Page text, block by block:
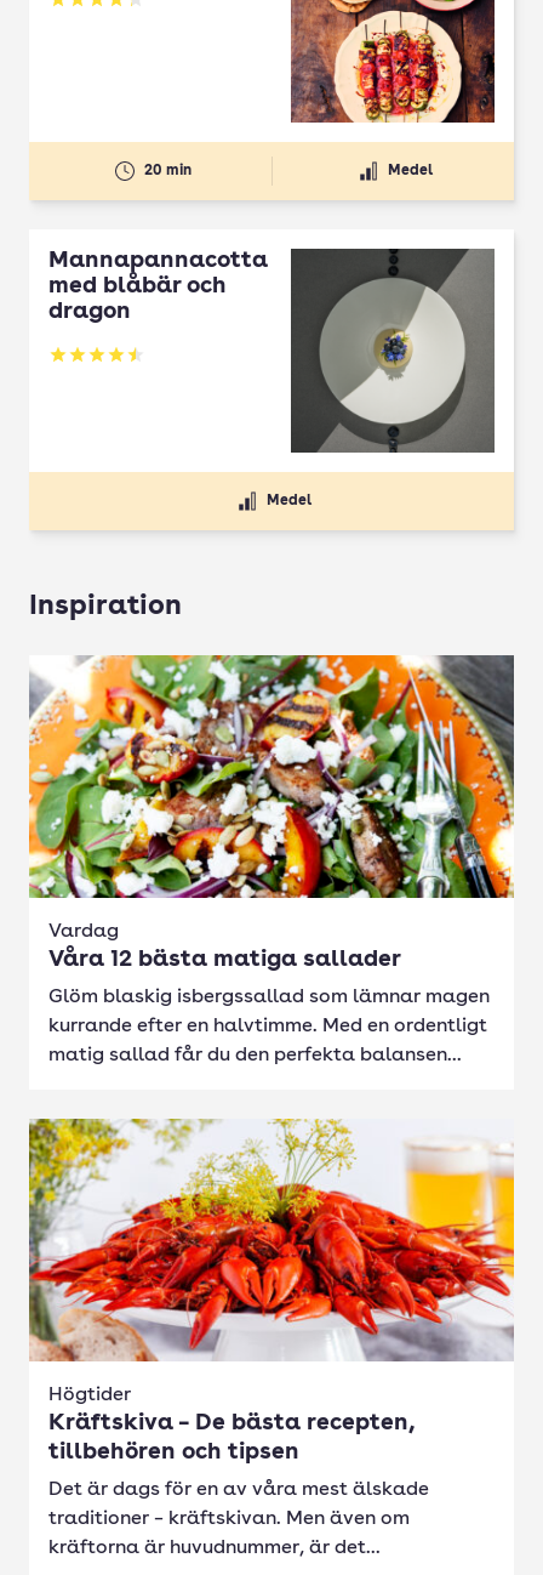
Betyg: 4.3 av 5
20 min Medel
Mannapannacotta
med blåbär och
dragon
Betyg: 4.5 av 5
Medel
Inspiration
Vardag
Våra 12 bästa matiga sallader
Glöm blaskig isbergssallad som lämnar magen
kurrande efter en halvtimme. Med en ordentligt
matig sallad får du den perfekta balansen...
Högtider
Kräftskiva – De bästa recepten,
tillbehören och tipsen
Det är dags för en av våra mest älskade
traditioner – kräftskivan. Men även om
kräftorna är huvudnummer, är det...